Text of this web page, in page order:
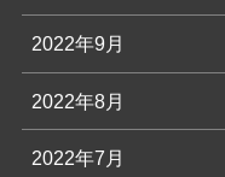
2022年9月
2022年8月
2022年7月